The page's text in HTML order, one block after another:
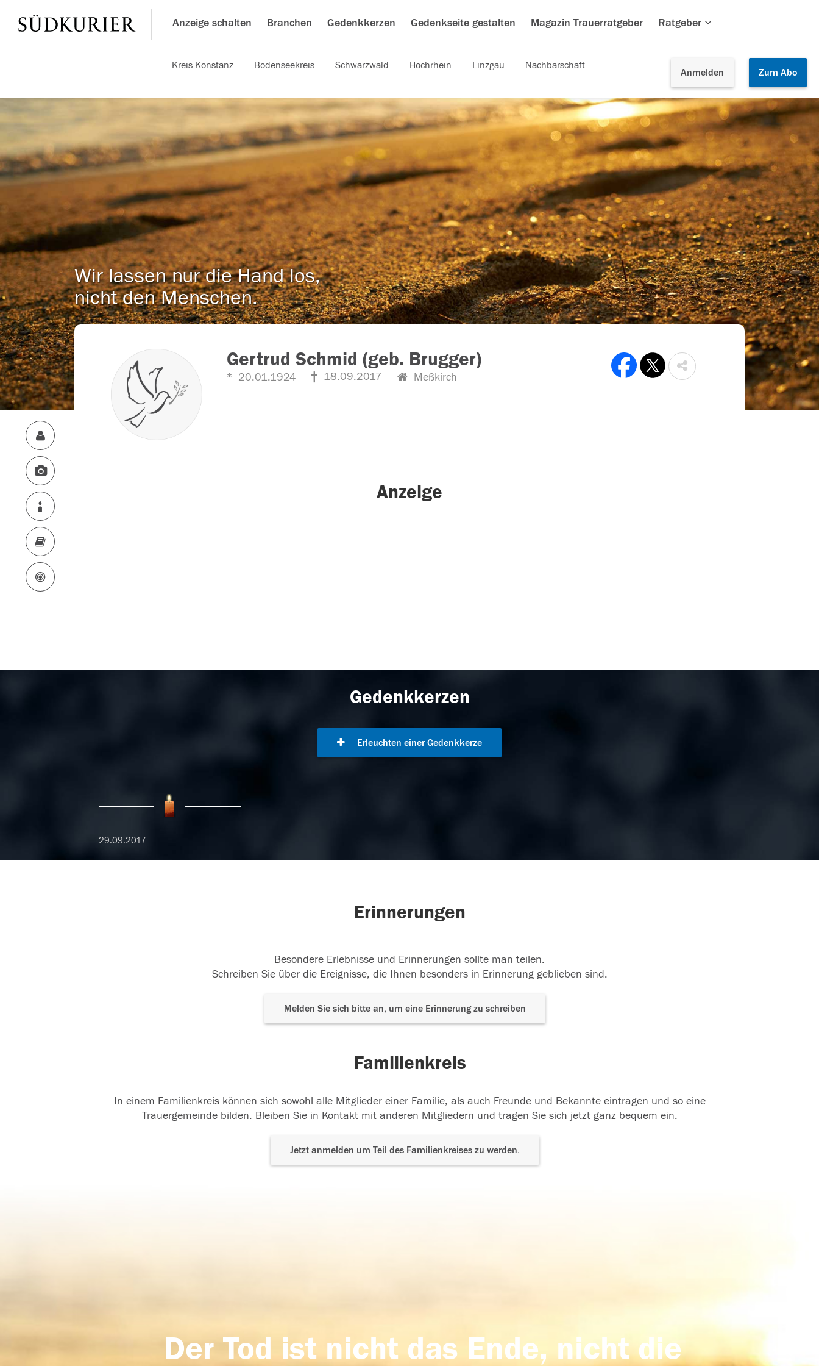
Anzeige schalten Branchen Gedenkkerzen Gedenkseite gestalten Magazin Trauerratgeber Ratgeber
Anmelden Zum Abo
Kreis Konstanz Bodenseekreis Schwarzwald Hochrhein Linzgau Nachbarschaft
Wir lassen nur die Hand los,
nicht den Menschen.
Gertrud Schmid (geb. Brugger)
20.01.1924 18.09.2017 Meßkirch
Anzeige
Gedenkkerzen
Erleuchten einer Gedenkkerze
29.09.2017
Erinnerungen
Besondere Erlebnisse und Erinnerungen sollte man teilen.
Schreiben Sie über die Ereignisse, die Ihnen besonders in Erinnerung geblieben sind.
Melden Sie sich bitte an, um eine Erinnerung zu schreiben
Familienkreis
In einem Familienkreis können sich sowohl alle Mitglieder einer Familie, als auch Freunde und Bekannte eintragen und so eine
Trauergemeinde bilden. Bleiben Sie in Kontakt mit anderen Mitgliedern und tragen Sie sich jetzt ganz bequem ein.
Jetzt anmelden um Teil des Familienkreises zu werden.
Der Tod ist nicht das Ende, nicht die